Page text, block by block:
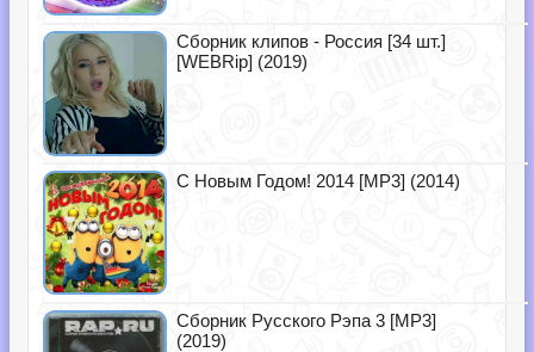
Сборник клипов - Россия [34 шт.]
[WEBRip] (2019)
С Новым Годом! 2014 [MP3] (2014)
Сборник Русского Рэпа 3 [MP3]
(2019)